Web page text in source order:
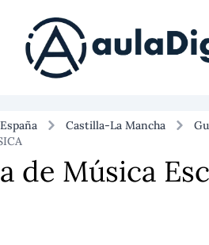
Castilla-La Mancha
de Música